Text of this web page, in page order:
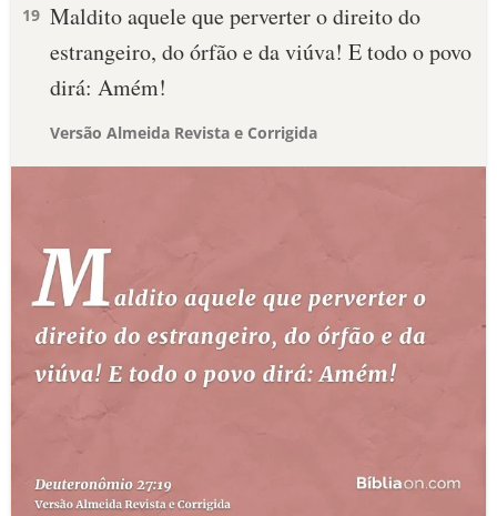
19 Maldito aquele que perverter o direito do
estrangeiro, do órfão e da viúva! E todo o povo
dirá: Amém!
Versão Almeida Revista e Corrigida